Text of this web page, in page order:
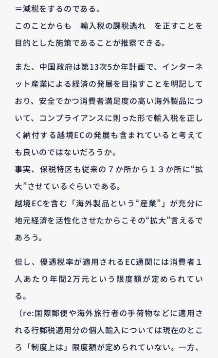
＝減税をするのである。
このことからも 輸入税の課税逃れ を正すことを
目的とした施策であることが推察できる。
また、中国政府は第13次5か年計画で、インターネ
ット産業による経済の発展を目指すことを明記して
おり、安全でかつ消費者満足度の高い海外製品につ
いて、コンプライアンスに則った形で輸入税を正し
く納付する越境ECの発展も含まれていると考えて
も良いのではないだろうか。
事実、保税特区も従来の７か所から１３か所に“拡
大”させているぐらいである。
越境ECを含む「海外製品という“産業”」が充分に
地元経済を活性化させたからこその“拡大”言えるで
あろう。
但し、優遇税率が適用されるEC通関には消費者１
人あたり年間2万元という限度額が定められてい
る。
（re:国際郵便や海外旅行者の手荷物などに適用さ
れる行郵税適用分の個人輸入については現在のとこ
ろ「制度上は」限度額が定められていない。一方、